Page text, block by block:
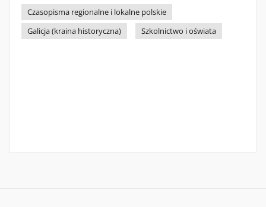
Czasopisma regionalne i lokalne polskie
Galicja (kraina historyczna)
Szkolnictwo i oświata